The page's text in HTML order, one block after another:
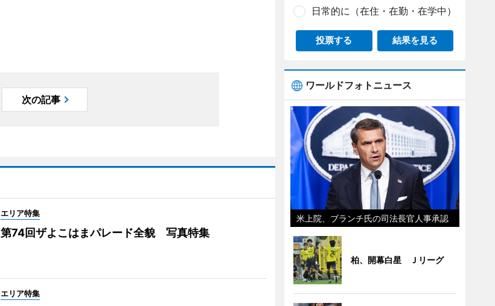
次の記事
エリア特集
第74回ザよこはまパレード全貌 写真特集
エリア特集
日常的に（在住・在勤・在学中）
投票する 結果を見る
ワールドフォトニュース
米上院、ブランチ氏の司法長官人事承認
柏、開幕白星 Ｊリーグ